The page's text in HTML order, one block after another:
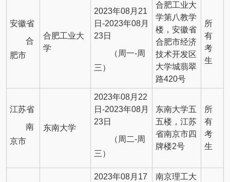
安徽省
合
肥市
合肥工业大
学
2023年08月21
日-2023年08月
23日
（周一-周
三）
合肥工业大
学第八教学
楼，安徽省
合肥市经济
技术开发区
大学城翡翠
路420号
所
有
考
生
江苏省
南
京市
东南大学
2023年08月22
日-2023年08月
23日
（周二-周
三）
东南大学五
五楼，江苏
省南京市四
牌楼2号
所
有
考
生
2023年08月17
南京理工大